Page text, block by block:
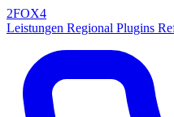
2FOX4
Leistungen Regional Plugins